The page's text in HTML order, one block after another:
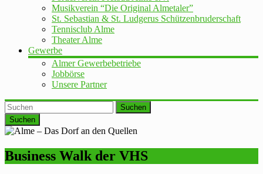
Musikverein “Die Original Almetaler”
St. Sebastian & St. Ludgerus Schützenbruderschaft
Tennisclub Alme
Theater Alme
Gewerbe
Almer Gewerbebetriebe
Jobbörse
Unsere Partner
Suchen
Business Walk der VHS